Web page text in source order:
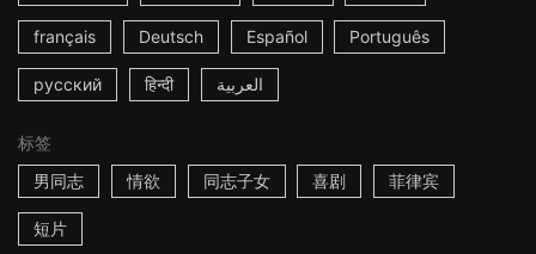
français Deutsch Español Português
русский हिन्दी العربية
标签
男同志
情欲 同志子女 喜剧 菲律宾
短片